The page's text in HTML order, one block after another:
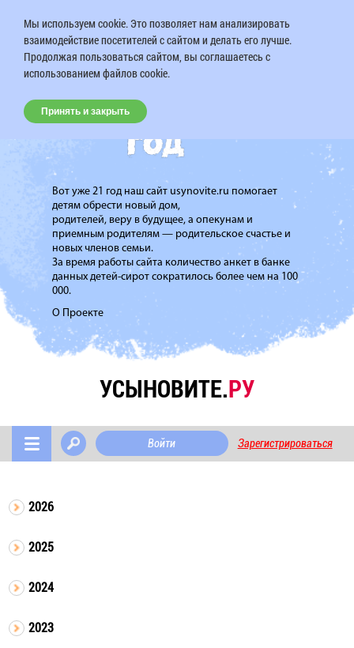
Вот уже 21 год наш сайт usynovite.ru помогает
детям обрести новый дом,
родителей, веру в будущее, а опекунам и
приемным родителям — родительское счастье и
новых членов семьи.
За время работы сайта количество анкет в банке
данных детей-сирот сократилось более чем на 100
000.
О Проекте
УСЫНОВИТЕ.РУ
Войти Зарегистрироваться
2026
2025
2024
2023
Мы используем cookie. Это позволяет нам анализировать
взаимодействие посетителей с сайтом и делать его лучше.
Продолжая пользоваться сайтом, вы соглашаетесь с
использованием файлов cookie.
Принять и закрыть